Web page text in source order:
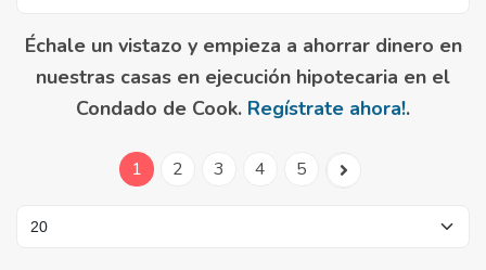
Échale un vistazo y empieza a ahorrar dinero en
nuestras casas en ejecución hipotecaria en el
Condado de Cook. Regístrate ahora!.
1 2 3 4 5